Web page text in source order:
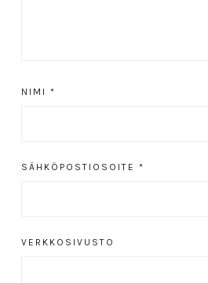
NIMI *
SÄHKÖPOSTIOSOITE *
VERKKOSIVUSTO